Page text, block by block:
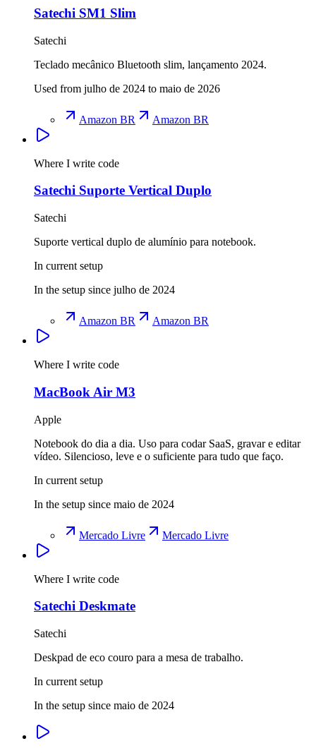
Satechi SM1 Slim
Satechi
Teclado mecânico Bluetooth slim, lançamento 2024.
Used from julho de 2024 to maio de 2026
Amazon BR Amazon BR
Where I write code
Satechi Suporte Vertical Duplo
Satechi
Suporte vertical duplo de alumínio para notebook.
In current setup
In the setup since julho de 2024
Amazon BR Amazon BR
Where I write code
MacBook Air M3
Apple
Notebook do dia a dia. Uso para codar SaaS, gravar e editar
vídeo. Silencioso, leve e o suficiente para tudo que faço.
In current setup
In the setup since maio de 2024
Mercado Livre Mercado Livre
Where I write code
Satechi Deskmate
Satechi
Deskpad de eco couro para a mesa de trabalho.
In current setup
In the setup since maio de 2024